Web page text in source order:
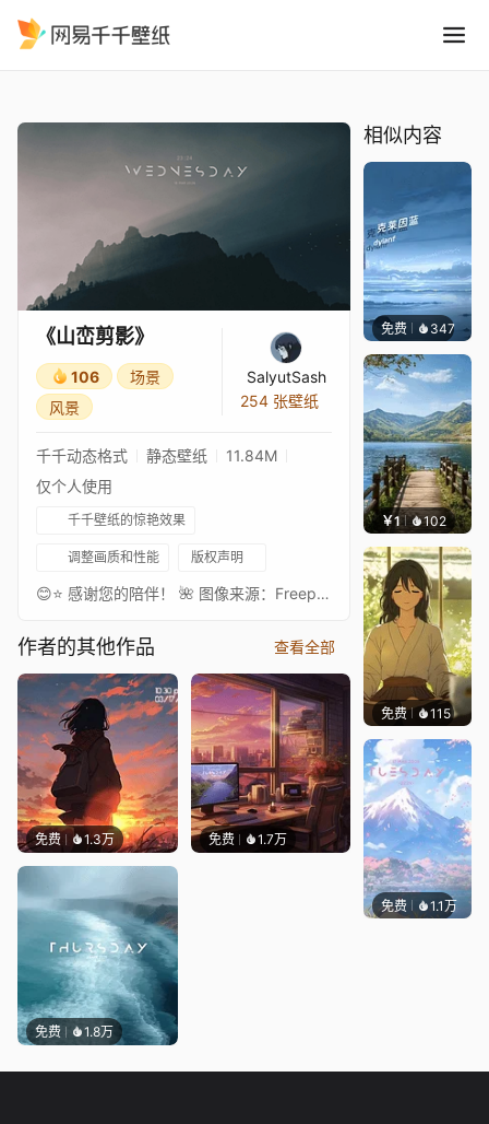
《山峦剪影》
106
场景
风景
SalyutSash
254 张壁纸
千千动态格式 静态壁纸
11.84M
仅个人使用
千千壁纸的惊艳效果
调整画质和性能 版权声明
😊⭐ 感谢您的陪伴！ 🌺 图像来源：Freepik（可商用素材平台）
作者的其他作品 查看全部
免费 1.3万 免费 1.7万
免费 1.8万
相似内容
免费 347冰茶Ln
￥1 102 叮叮
免费 115
免费 1.1万